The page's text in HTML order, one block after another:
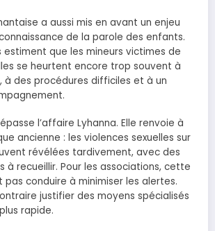
a aussi mis en avant un enjeu
de la parole des enfants.
estiment que les mineurs victimes de
se heurtent encore trop souvent à
à des procédures difficiles et à un
l’affaire Lyhanna. Elle renvoie à
ancienne : les violences sexuelles sur
révélées tardivement, avec des
à recueillir. Pour les associations, cette
conduire à minimiser les alertes.
justifier des moyens spécialisés
rapide.